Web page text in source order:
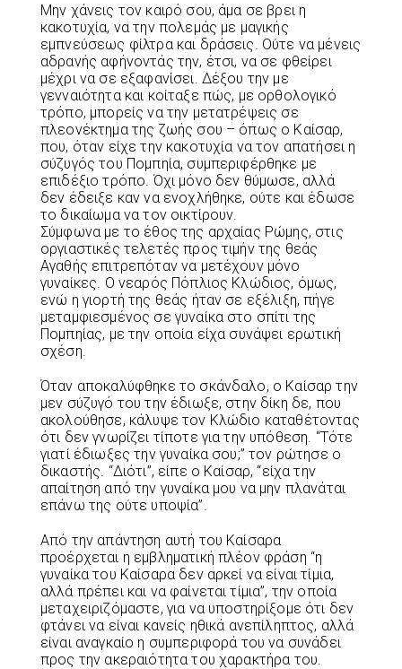
Μην χάνεις τον καιρό σου, άμα σε βρει η
κακοτυχία, να την πολεμάς με μαγικής
εμπνεύσεως φίλτρα και δράσεις. Ούτε να μένεις
αδρανής αφήνοντάς την, έτσι, να σε φθείρει
μέχρι να σε εξαφανίσει. Δέξου την με
γενναιότητα και κοίταξε πώς, με ορθολογικό
τρόπο, μπορείς να την μετατρέψεις σε
πλεονέκτημα της ζωής σου – όπως ο Καίσαρ,
που, όταν είχε την κακοτυχία να τον απατήσει η
σύζυγός του Πομπηία, συμπεριφέρθηκε με
επιδέξιο τρόπο. Όχι μόνο δεν θύμωσε, αλλά
δεν έδειξε καν να ενοχλήθηκε, ούτε και έδωσε
το δικαίωμα να τον οικτίρουν.
Σύμφωνα με το έθος της αρχαίας Ρώμης, στις
οργιαστικές τελετές προς τιμήν της θεάς
Αγαθής επιτρεπόταν να μετέχουν μόνο
γυναίκες. Ο νεαρός Πόπλιος Κλώδιος, όμως,
ενώ η γιορτή της θεάς ήταν σε εξέλιξη, πήγε
μεταμφιεσμένος σε γυναίκα στο σπίτι της
Πομπηίας, με την οποία είχα συνάψει ερωτική
σχέση.
Όταν αποκαλύφθηκε το σκάνδαλο, ο Καίσαρ την
μεν σύζυγό του την έδιωξε, στην δίκη δε, που
ακολούθησε, κάλυψε τον Κλώδιο καταθέτοντας
ότι δεν γνωρίζει τίποτε για την υπόθεση. “Τότε
γιατί έδιωξες την γυναίκα σου;” τον ρώτησε ο
δικαστής. “Διότι”, είπε ο Καίσαρ, “είχα την
απαίτηση από την γυναίκα μου να μην πλανάται
επάνω της ούτε υποψία”.
Από την απάντηση αυτή του Καίσαρα
προέρχεται η εμβληματική πλέον φράση “η
γυναίκα του Καίσαρα δεν αρκεί να είναι τίμια,
αλλά πρέπει και να φαίνεται τίμια”, την οποία
μεταχειριζόμαστε, για να υποστηρίξομε ότι δεν
φτάνει να είναι κανείς ηθικά ανεπίληπτος, αλλά
είναι αναγκαίο η συμπεριφορά του να συνάδει
προς την ακεραιότητα του χαρακτήρα του.